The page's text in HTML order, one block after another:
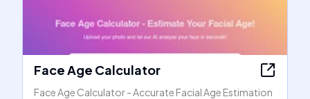
Face Age Calculator
Face Age Calculator - Accurate Facial Age Estimation